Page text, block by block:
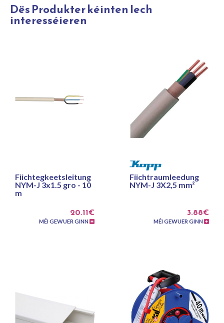
Dës Produkter kéinten Iech
interesséieren
Fiichtegkeetsleitung
NYM-J 3x1.5 gro - 10
m
20.11€
MÉI GEWUER GINN
Fiichtraumleedung
NYM-J 3X2,5 mm²
3.88€
MÉI GEWUER GINN